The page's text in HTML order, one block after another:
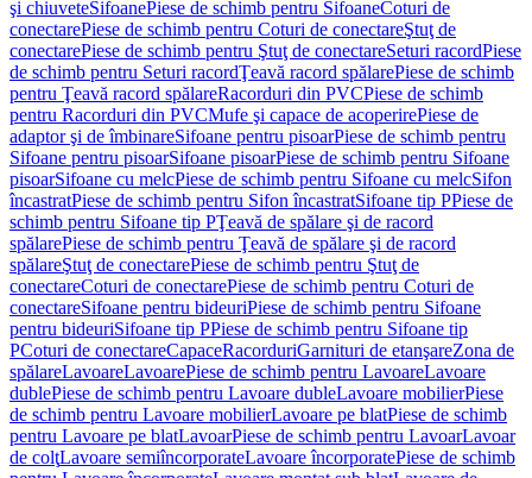
şi chiuveteSifoanePiese de schimb pentru SifoaneCoturi de
conectarePiese de schimb pentru Coturi de conectareŞtuţ de
conectarePiese de schimb pentru Ştuţ de conectareSeturi racordPiese
de schimb pentru Seturi racordŢeavă racord spălarePiese de schimb
pentru Ţeavă racord spălareRacorduri din PVCPiese de schimb
pentru Racorduri din PVCMufe şi capace de acoperirePiese de
adaptor şi de îmbinareSifoane pentru pisoarPiese de schimb pentru
Sifoane pentru pisoarSifoane pisoarPiese de schimb pentru Sifoane
pisoarSifoane cu melcPiese de schimb pentru Sifoane cu melcSifon
încastratPiese de schimb pentru Sifon încastratSifoane tip PPiese de
schimb pentru Sifoane tip PŢeavă de spălare şi de racord
spălarePiese de schimb pentru Ţeavă de spălare şi de racord
spălareŞtuţ de conectarePiese de schimb pentru Ştuţ de
conectareCoturi de conectarePiese de schimb pentru Coturi de
conectareSifoane pentru bideuriPiese de schimb pentru Sifoane
pentru bideuriSifoane tip PPiese de schimb pentru Sifoane tip
PCoturi de conectareCapaceRacorduriGarnituri de etanşareZona de
spălareLavoareLavoarePiese de schimb pentru LavoareLavoare
dublePiese de schimb pentru Lavoare dubleLavoare mobilierPiese
de schimb pentru Lavoare mobilierLavoare pe blatPiese de schimb
pentru Lavoare pe blatLavoarPiese de schimb pentru LavoarLavoar
de colţLavoare semiîncorporateLavoare încorporatePiese de schimb